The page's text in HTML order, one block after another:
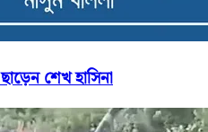
শেখ হাসিনা